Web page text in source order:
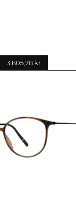
3 805,78 kr